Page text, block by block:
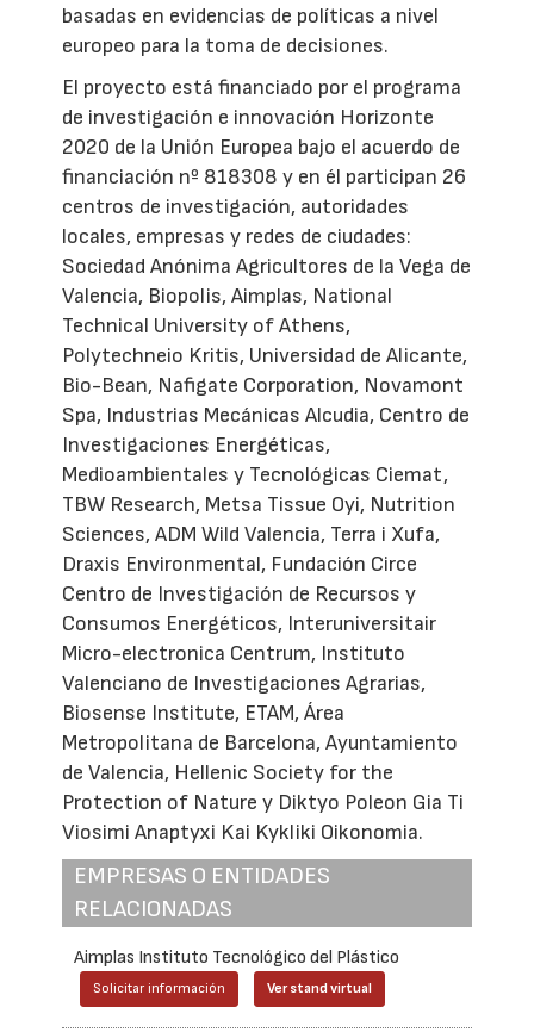
basadas en evidencias de políticas a nivel
europeo para la toma de decisiones.
El proyecto está financiado por el programa
de investigación e innovación Horizonte
2020 de la Unión Europea bajo el acuerdo de
financiación nº 818308 y en él participan 26
centros de investigación, autoridades
locales, empresas y redes de ciudades:
Sociedad Anónima Agricultores de la Vega de
Valencia, Biopolis, Aimplas, National
Technical University of Athens,
Polytechneio Kritis, Universidad de Alicante,
Bio-Bean, Nafigate Corporation, Novamont
Spa, Industrias Mecánicas Alcudia, Centro de
Investigaciones Energéticas,
Medioambientales y Tecnológicas Ciemat,
TBW Research, Metsa Tissue Oyi, Nutrition
Sciences, ADM Wild Valencia, Terra i Xufa,
Draxis Environmental, Fundación Circe
Centro de Investigación de Recursos y
Consumos Energéticos, Interuniversitair
Micro-electronica Centrum, Instituto
Valenciano de Investigaciones Agrarias,
Biosense Institute, ETAM, Área
Metropolitana de Barcelona, Ayuntamiento
de Valencia, Hellenic Society for the
Protection of Nature y Diktyo Poleon Gia Ti
Viosimi Anaptyxi Kai Kykliki Oikonomia.
EMPRESAS O ENTIDADES
RELACIONADAS
Aimplas Instituto Tecnológico del Plástico
Solicitar información Ver stand virtual